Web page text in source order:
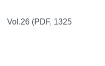
Vol.26 (PDF, 1325